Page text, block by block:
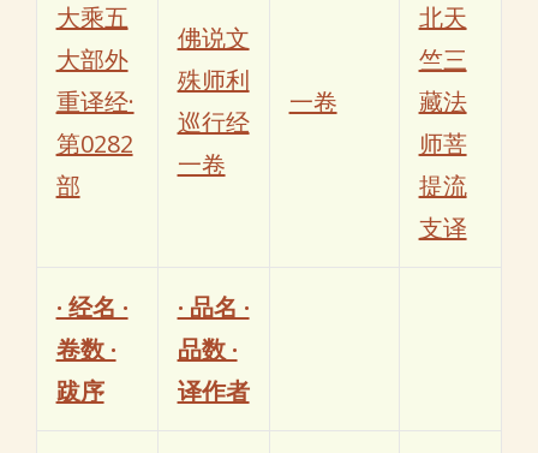
大乘五
大部外
重译经·
第0282
部
佛说文
殊师利
巡行经
一卷
一卷
北天
竺三
藏法
师菩
提流
支译
· 经名 ·
卷数 ·
跋序
· 品名 ·
品数 ·
译作者